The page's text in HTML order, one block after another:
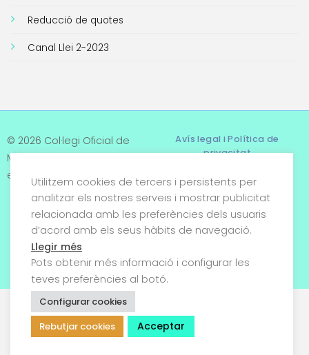
Reducció de quotes
Canal Llei 2-2023
© 2026 Col·legi Oficial de
Metges de Tarragona. Tots
els drets reservats
Avís legal i Política de
privacitat
Termes i condicions
Política de cookies
Utilitzem cookies de tercers i persistents per
analitzar els nostres serveis i mostrar publicitat
relacionada amb les preferències dels usuaris
d’acord amb els seus hàbits de navegació.
Llegir més
Pots obtenir més informació i configurar les
teves preferències al botó.
Configurar cookies
Rebutjar cookies
Acceptar